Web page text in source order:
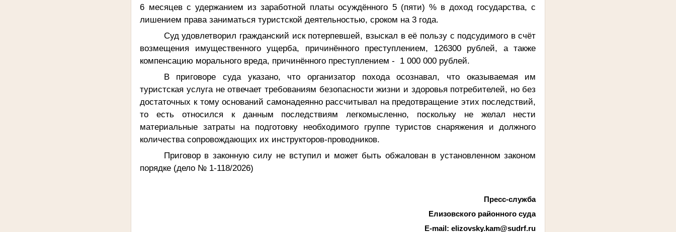
6 месяцев с удержанием из заработной платы осуждённого 5 (пяти) % в доход государства, с
лишением права заниматься туристской деятельностью, сроком на 3 года.
Суд удовлетворил гражданский иск потерпевшей, взыскал в её пользу с подсудимого в счёт
возмещения имущественного ущерба, причинённого преступлением, 126300 рублей, а также
компенсацию морального вреда, причинённого преступлением - 1 000 000 рублей.
В приговоре суда указано, что организатор похода осознавал, что оказываемая им
туристская услуга не отвечает требованиям безопасности жизни и здоровья потребителей, но без
достаточных к тому оснований самонадеянно рассчитывал на предотвращение этих последствий,
то есть относился к данным последствиям легкомысленно, поскольку не желал нести
материальные затраты на подготовку необходимого группе туристов снаряжения и должного
количества сопровождающих их инструкторов-проводников.
Приговор в законную силу не вступил и может быть обжалован в установленном законом
порядке (дело № 1-118/2026)
Пресс-служба
Елизовского районного суда
E-mail:elizovsky.kam@sudrf.ru